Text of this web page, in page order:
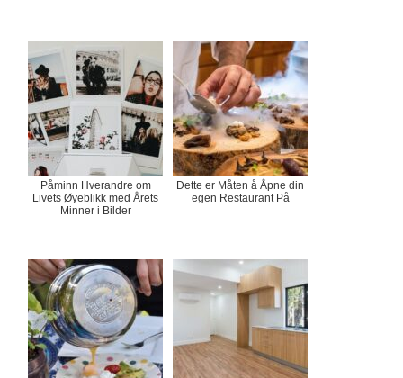
Påminn Hverandre om
Livets Øyeblikk med Årets
Minner i Bilder
Dette er Måten å Åpne din
egen Restaurant På